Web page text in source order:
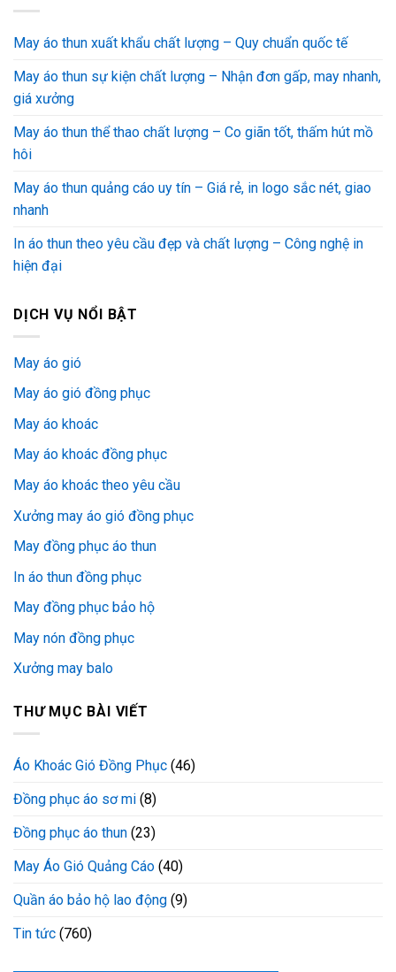
May áo thun xuất khẩu chất lượng – Quy chuẩn quốc tế
May áo thun sự kiện chất lượng – Nhận đơn gấp, may nhanh,
giá xưởng
May áo thun thể thao chất lượng – Co giãn tốt, thấm hút mồ
hôi
May áo thun quảng cáo uy tín – Giá rẻ, in logo sắc nét, giao
nhanh
In áo thun theo yêu cầu đẹp và chất lượng – Công nghệ in
hiện đại
DỊCH VỤ NỔI BẬT
May áo gió
May áo gió đồng phục
May áo khoác
May áo khoác đồng phục
May áo khoác theo yêu cầu
Xưởng may áo gió đồng phục
May đồng phục áo thun
In áo thun đồng phục
May đồng phục bảo hộ
May nón đồng phục
Xưởng may balo
THƯ MỤC BÀI VIẾT
Áo Khoác Gió Đồng Phục (46)
Đồng phục áo sơ mi (8)
Đồng phục áo thun (23)
May Áo Gió Quảng Cáo (40)
Quần áo bảo hộ lao động (9)
Tin tức (760)